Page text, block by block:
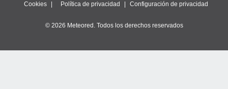
Cookies Política de privacidad Configuración de privacidad
© 2026 Meteored. Todos los derechos reservados